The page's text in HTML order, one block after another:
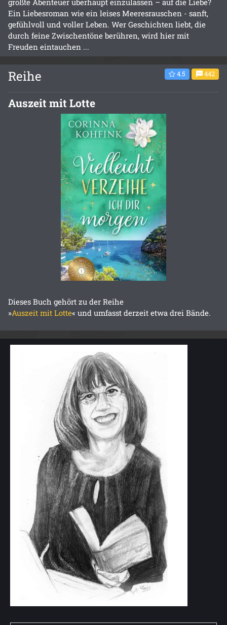
größte Abenteuer überhaupt einzulassen – auf die Liebe?
Ein Liebesroman wie ein leises Meeresrauschen - sanft,
gefühlvoll und voller Leben. Wer Geschichten liebt, die
durch feine Zwischentöne berühren, wird hier mit
Freuden eintauchen ...
Reihe 4.5 442
Auszeit mit Lotte
Dieses Buch gehört zu der Reihe
»Auszeit mit Lotte« und umfasst derzeit etwa drei Bände.